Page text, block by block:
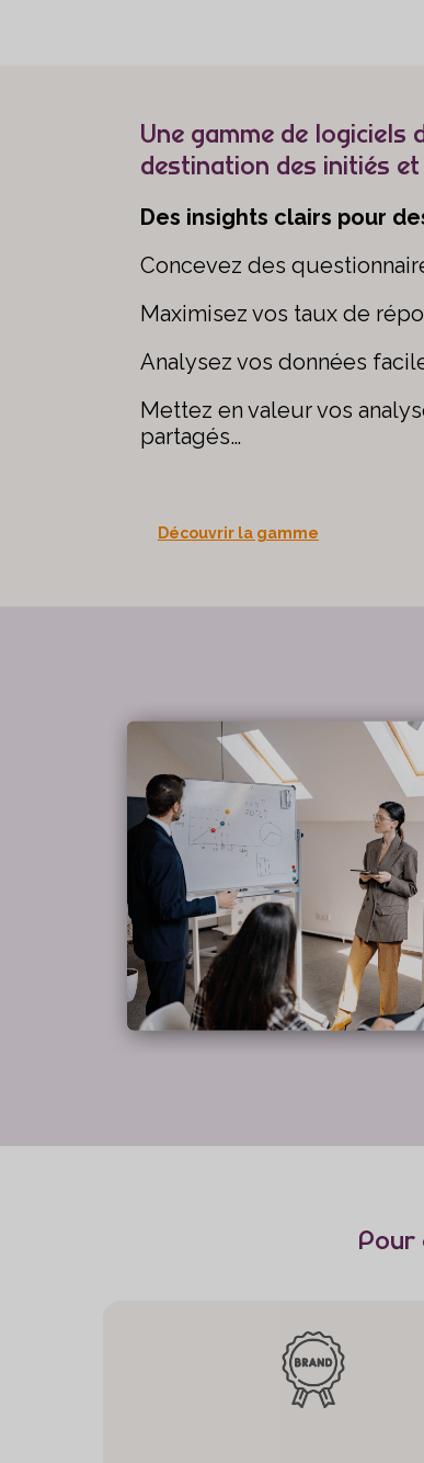
Une gamme de logiciels
destination des initiés
Des insights clairs pour
Concevez des
Maximisez vos taux de
Analysez vos données
Mettez en valeur vos
partagés…
Découvrir la gamme
Pour